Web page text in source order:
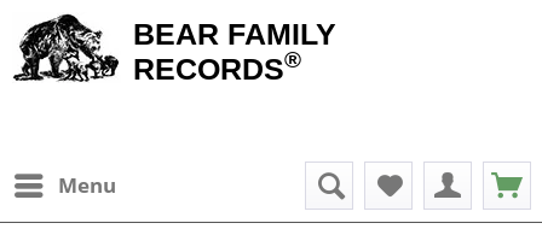
BEAR FAMILY
RECORDS®
Menu